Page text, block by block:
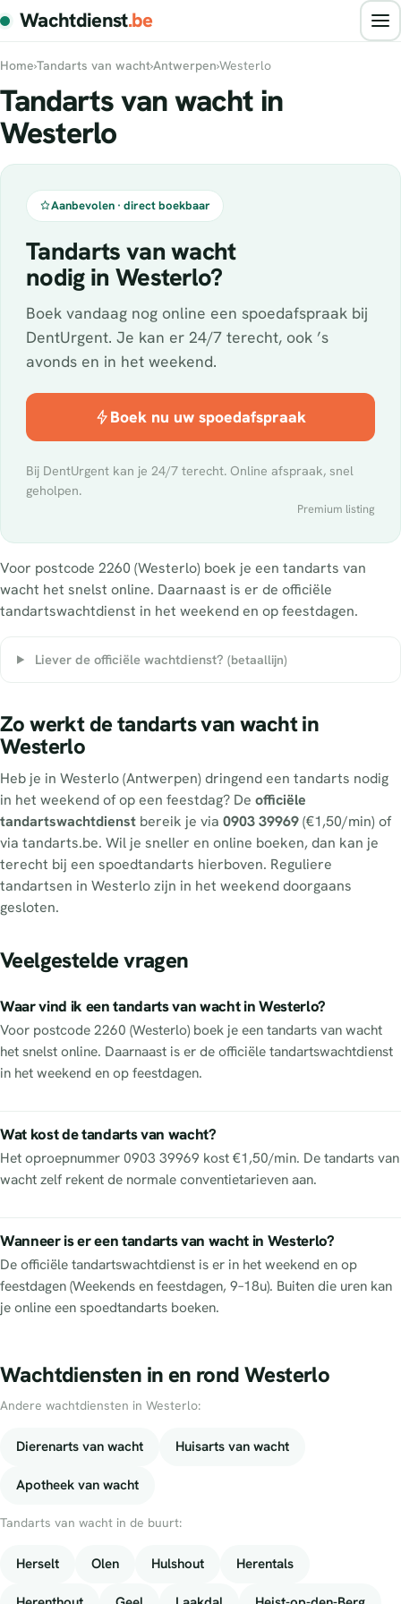
Wachtdienst.be
Home›Tandarts van wacht›Antwerpen›Westerlo
Tandarts van wacht in
Westerlo
Aanbevolen · direct boekbaar
Tandarts van wacht
nodig in Westerlo?
Boek vandaag nog online een spoedafspraak bij
DentUrgent. Je kan er 24/7 terecht, ook ’s
avonds en in het weekend.
Boek nu uw spoedafspraak
Bij DentUrgent kan je 24/7 terecht. Online afspraak, snel
geholpen.
Premium listing
Voor postcode 2260 (Westerlo) boek je een tandarts van
wacht het snelst online. Daarnaast is er de officiële
tandartswachtdienst in het weekend en op feestdagen.
Liever de officiële wachtdienst? (betaallijn)
Zo werkt de tandarts van wacht in
Westerlo
Heb je in Westerlo (Antwerpen) dringend een tandarts nodig
in het weekend of op een feestdag? De officiële
tandartswachtdienst bereik je via 0903 39969(€1,50/min) of
via tandarts.be. Wil je sneller en online boeken, dan kan je
terecht bij een spoedtandarts hierboven. Reguliere
tandartsen in Westerlo zijn in het weekend doorgaans
gesloten.
Veelgestelde vragen
Waar vind ik een tandarts van wacht in Westerlo?
Voor postcode 2260 (Westerlo) boek je een tandarts van wacht
het snelst online. Daarnaast is er de officiële tandartswachtdienst
in het weekend en op feestdagen.
Wat kost de tandarts van wacht?
Het oproepnummer 0903 39969 kost €1,50/min. De tandarts van
wacht zelf rekent de normale conventietarieven aan.
Wanneer is er een tandarts van wacht in Westerlo?
De officiële tandartswachtdienst is er in het weekend en op
feestdagen (Weekends en feestdagen, 9–18u). Buiten die uren kan
je online een spoedtandarts boeken.
Wachtdiensten in en rond Westerlo
Andere wachtdiensten in Westerlo:
Dierenarts van wacht Huisarts van wacht
Apotheek van wacht
Tandarts van wacht in de buurt:
Herselt Olen Hulshout Herentals